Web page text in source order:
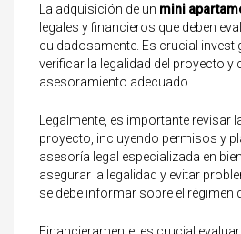
La adquisición de un mini
legales y financieros que deben
cuidadosamente. Es crucial
verificar la legalidad del proyecto y
asesoramiento adecuado.
Legalmente, es importante revisar
proyecto, incluyendo permisos y
asesoría legal especializada en
asegurar la legalidad y evitar
se debe informar sobre el régimen
Financieramente, es crucial